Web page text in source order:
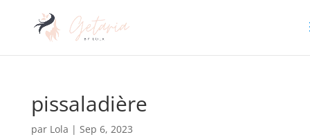
pissaladière
par Lola | Sep 6, 2023